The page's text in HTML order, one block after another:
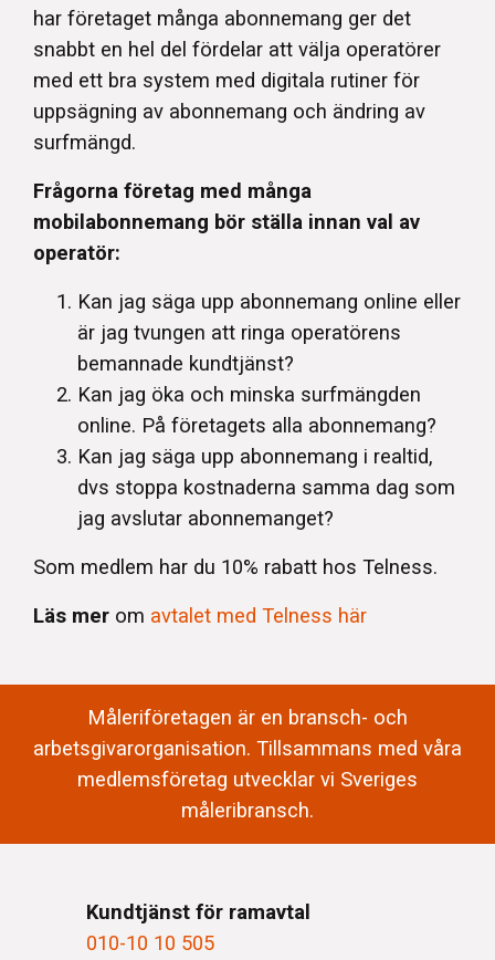
har företaget många abonnemang ger det
snabbt en hel del fördelar att välja operatörer
med ett bra system med digitala rutiner för
uppsägning av abonnemang och ändring av
surfmängd.
Frågorna företag med många
mobilabonnemang bör ställa innan val av
operatör:
Kan jag säga upp abonnemang online eller
är jag tvungen att ringa operatörens
bemannade kundtjänst?
Kan jag öka och minska surfmängden
online. På företagets alla abonnemang?
Kan jag säga upp abonnemang i realtid,
dvs stoppa kostnaderna samma dag som
jag avslutar abonnemanget?
Som medlem har du 10% rabatt hos Telness.
Läs mer om avtalet med Telness här
Måleriföretagen är en bransch- och
arbetsgivarorganisation. Tillsammans med våra
medlemsföretag utvecklar vi Sveriges
måleribransch.
Kundtjänst för ramavtal
010-10 10 505